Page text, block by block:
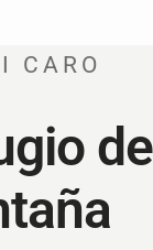
CARO
de